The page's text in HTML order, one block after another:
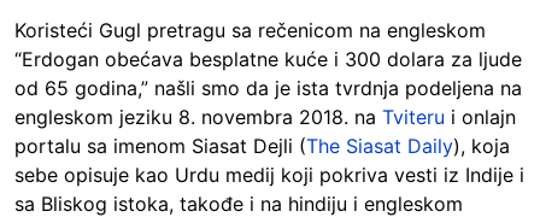
Koristeći Gugl pretragu sa rečenicom na engleskom
“Erdogan obećava besplatne kuće i 300 dolara za ljude
od 65 godina,” našli smo da je ista tvrdnja podeljena na
engleskom jeziku 8. novembra 2018. na Tviteru i onlajn
portalu sa imenom Siasat Dejli (The Siasat Daily), koja
sebe opisuje kao Urdu medij koji pokriva vesti iz Indije i
sa Bliskog istoka, takođe i na hindiju i engleskom